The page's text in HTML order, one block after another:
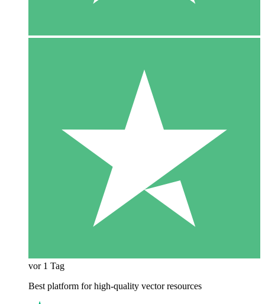
vor 1 Tag
Best platform for high-quality vector resources